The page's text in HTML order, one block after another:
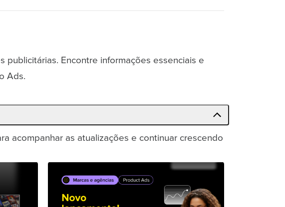
publicitárias. Encontre informações essenciais e
Ads.
acompanhar as atualizações e continuar crescendo